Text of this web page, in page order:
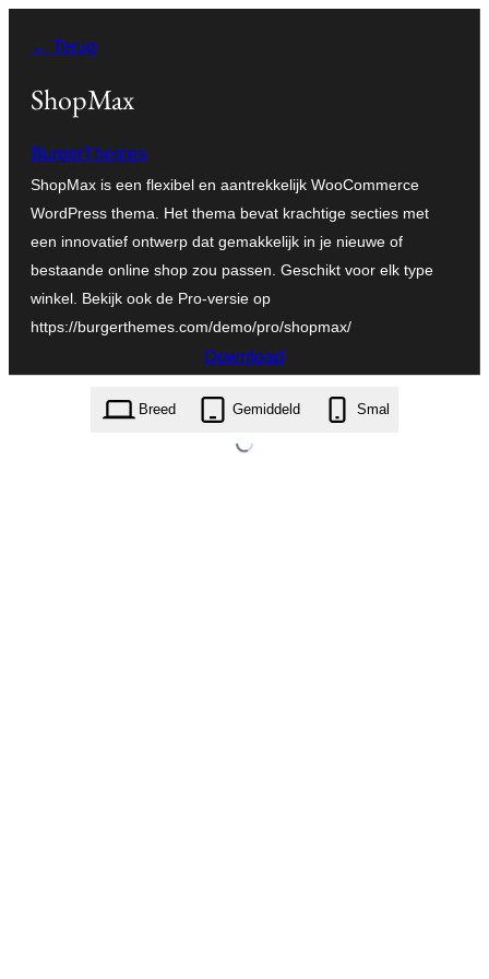
naar
← Terug
ShopMax
BurgerThemes
ShopMax is een flexibel en aantrekkelijk WooCommerce
WordPress thema. Het thema bevat krachtige secties met
een innovatief ontwerp dat gemakkelijk in je nieuwe of
bestaande online shop zou passen. Geschikt voor elk type
winkel. Bekijk ook de Pro-versie op
https://burgerthemes.com/demo/pro/shopmax/
Download
shopmax.1.1.28.zip
Breed Gemiddeld Smal